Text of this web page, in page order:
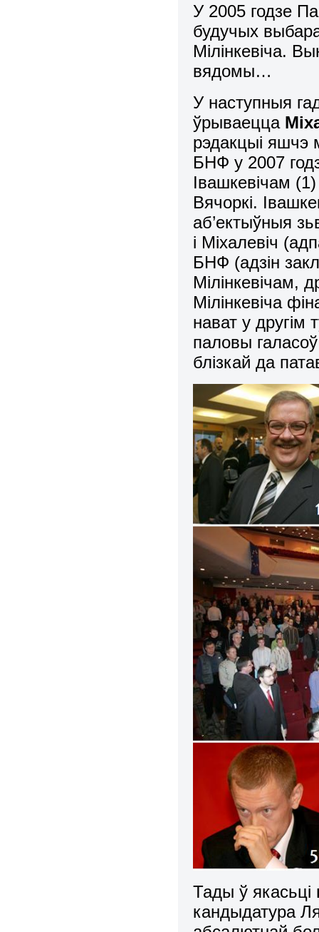
У 2005 годзе
будучых
Мілінкевіча.
вядомы…
У наступныя
ўрываецца
рэдакцыі
БНФ у 2007
Івашкевічам
Вячоркі.
аб’ектыўныя
і Міхалевіч
БНФ (адзін
Мілінкевічам,
Мілінкевіча
нават у другім
паловы
блізкай да
Тады ў якасьці
кандыдатура